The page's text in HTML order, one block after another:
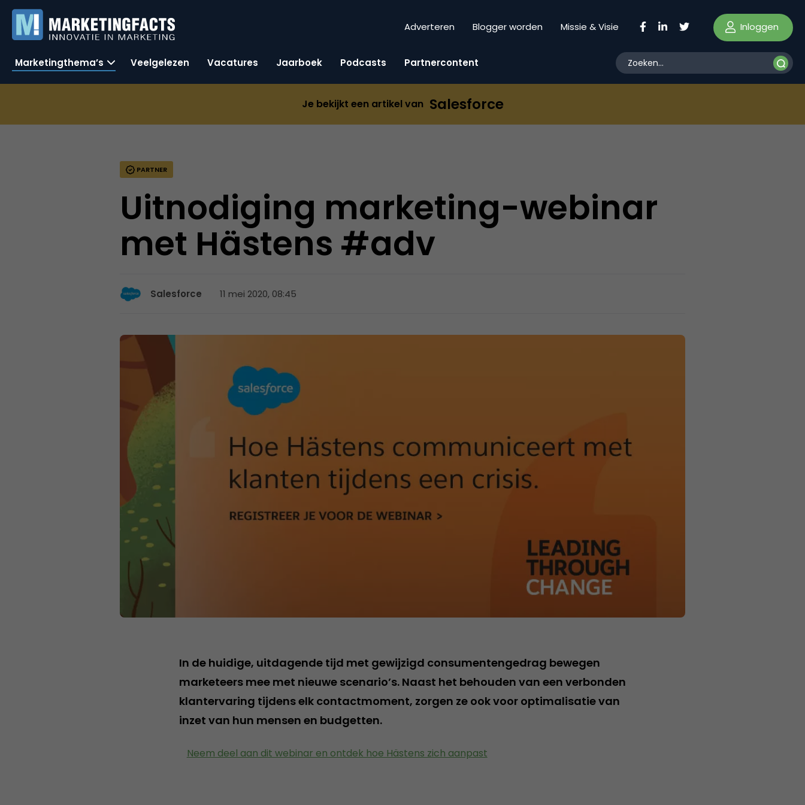
Adverteren Blogger worden Missie & Visie Inloggen
Marketingthema’s Veelgelezen Vacatures Jaarboek Podcasts Partnercontent
Je bekijkt een artikel van Salesforce
PARTNER
Uitnodiging marketing-webinar
met Hästens #adv
Salesforce 11 mei 2020, 08:45
In de huidige, uitdagende tijd met gewijzigd consumentengedrag bewegen
marketeers mee met nieuwe scenario’s. Naast het behouden van een verbonden
klantervaring tijdens elk contactmoment, zorgen ze ook voor optimalisatie van
inzet van hun mensen en budgetten.
Neem deel aan dit webinar en ontdek hoe Hästens zich aanpast